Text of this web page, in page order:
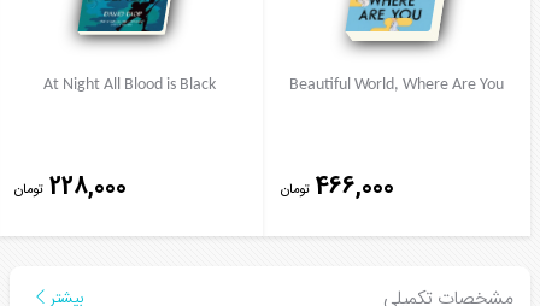
Beautiful World, Where Are You
466,000 تومان
At Night All Blood is Black
228,000 تومان
مشخصات تکمیلی بیشتر